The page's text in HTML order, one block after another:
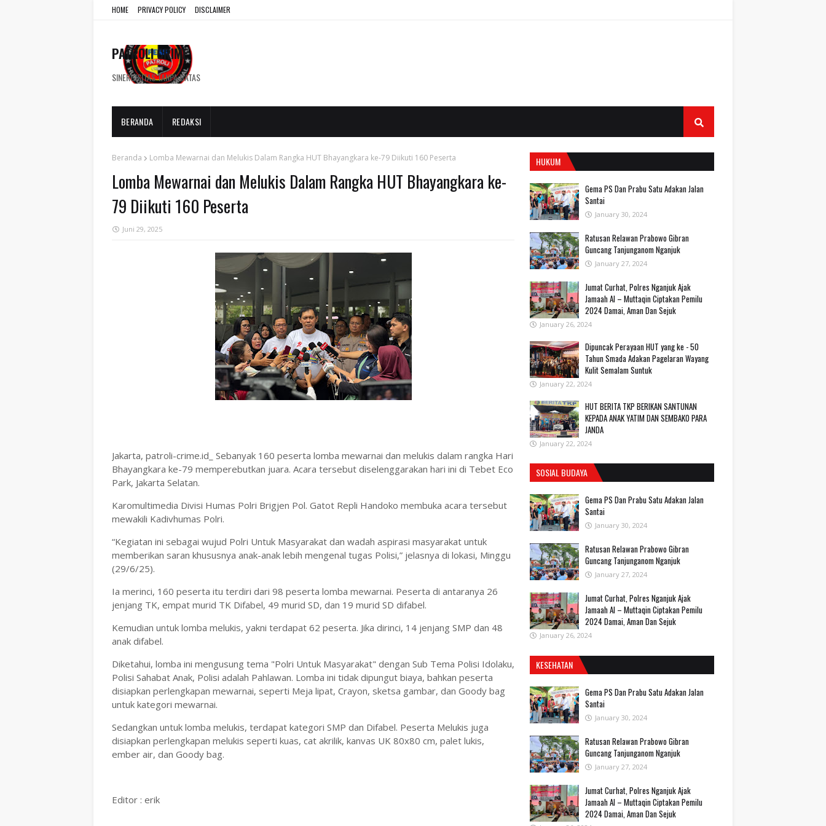
HOME PRIVACY POLICY DISCLAIMER
PATROLI CRIME
SINERGISITAS TANPA BATAS
BERANDA REDAKSI
Beranda Lomba Mewarnai dan Melukis Dalam Rangka HUT Bhayangkara ke-79 Diikuti 160 Peserta
Lomba Mewarnai dan Melukis Dalam Rangka HUT Bhayangkara ke-
79 Diikuti 160 Peserta
Juni 29, 2025
Jakarta, patroli-crime.id_ Sebanyak 160 peserta lomba mewarnai dan melukis dalam rangka Hari
Bhayangkara ke-79 memperebutkan juara. Acara tersebut diselenggarakan hari ini di Tebet Eco
Park, Jakarta Selatan.
Karomultimedia Divisi Humas Polri Brigjen Pol. Gatot Repli Handoko membuka acara tersebut
mewakili Kadivhumas Polri.
“Kegiatan ini sebagai wujud Polri Untuk Masyarakat dan wadah aspirasi masyarakat untuk
memberikan saran khususnya anak-anak lebih mengenal tugas Polisi,” jelasnya di lokasi, Minggu
(29/6/25).
Ia merinci, 160 peserta itu terdiri dari 98 peserta lomba mewarnai. Peserta di antaranya 26
jenjang TK, empat murid TK Difabel, 49 murid SD, dan 19 murid SD difabel.
Kemudian untuk lomba melukis, yakni terdapat 62 peserta. Jika dirinci, 14 jenjang SMP dan 48
anak difabel.
Diketahui, lomba ini mengusung tema "Polri Untuk Masyarakat" dengan Sub Tema Polisi Idolaku,
Polisi Sahabat Anak, Polisi adalah Pahlawan. Lomba ini tidak dipungut biaya, bahkan peserta
disiapkan perlengkapan mewarnai, seperti Meja lipat, Crayon, sketsa gambar, dan Goody bag
untuk kategori mewarnai.
Sedangkan untuk lomba melukis, terdapat kategori SMP dan Difabel. Peserta Melukis juga
disiapkan perlengkapan melukis seperti kuas, cat akrilik, kanvas UK 80x80 cm, palet lukis,
ember air, dan Goody bag.
Editor : erik
HUKUM
Gema PS Dan Prabu Satu Adakan Jalan
Santai
January 30, 2024
Ratusan Relawan Prabowo Gibran
Guncang Tanjunganom Nganjuk
January 27, 2024
Jumat Curhat, Polres Nganjuk Ajak
Jamaah Al – Muttaqin Ciptakan Pemilu
2024 Damai, Aman Dan Sejuk
January 26, 2024
Dipuncak Perayaan HUT yang ke - 50
Tahun Smada Adakan Pagelaran Wayang
Kulit Semalam Suntuk
January 22, 2024
HUT BERITA TKP BERIKAN SANTUNAN
KEPADA ANAK YATIM DAN SEMBAKO PARA
JANDA
January 22, 2024
SOSIAL BUDAYA
Gema PS Dan Prabu Satu Adakan Jalan
Santai
January 30, 2024
Ratusan Relawan Prabowo Gibran
Guncang Tanjunganom Nganjuk
January 27, 2024
Jumat Curhat, Polres Nganjuk Ajak
Jamaah Al – Muttaqin Ciptakan Pemilu
2024 Damai, Aman Dan Sejuk
January 26, 2024
KESEHATAN
Gema PS Dan Prabu Satu Adakan Jalan
Santai
January 30, 2024
Ratusan Relawan Prabowo Gibran
Guncang Tanjunganom Nganjuk
January 27, 2024
Jumat Curhat, Polres Nganjuk Ajak
Jamaah Al – Muttaqin Ciptakan Pemilu
2024 Damai, Aman Dan Sejuk